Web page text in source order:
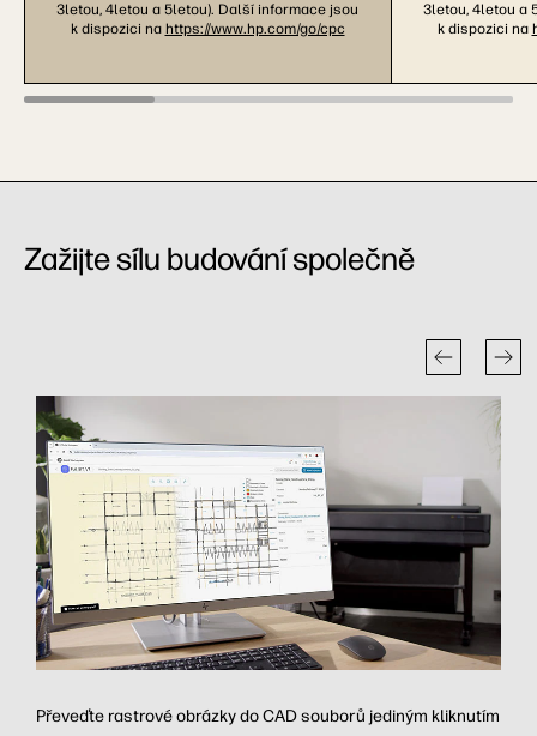
3letou, 4letou a 5letou). Další informace jsou
k dispozici na https://www.hp.com/go/cpc
3letou, 4letou a
k dispozici na
Zažijte sílu budování společně
Převeďte rastrové obrázky do CAD souborů jediným kliknutím